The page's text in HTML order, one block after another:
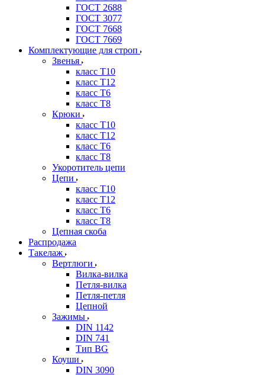
ГОСТ 2688
ГОСТ 3077
ГОСТ 7668
ГОСТ 7669
Комплектующие для строп
Звенья
класс Т10
класс Т12
класс Т6
класс Т8
Крюки
класс Т10
класс Т12
класс Т6
класс Т8
Укоротитель цепи
Цепи
класс Т10
класс Т12
класс Т6
класс Т8
Цепная скоба
Распродажа
Такелаж
Вертлюги
Вилка-вилка
Петля-вилка
Петля-петля
Цепной
Зажимы
DIN 1142
DIN 741
Тип BG
Коуши
DIN 3090